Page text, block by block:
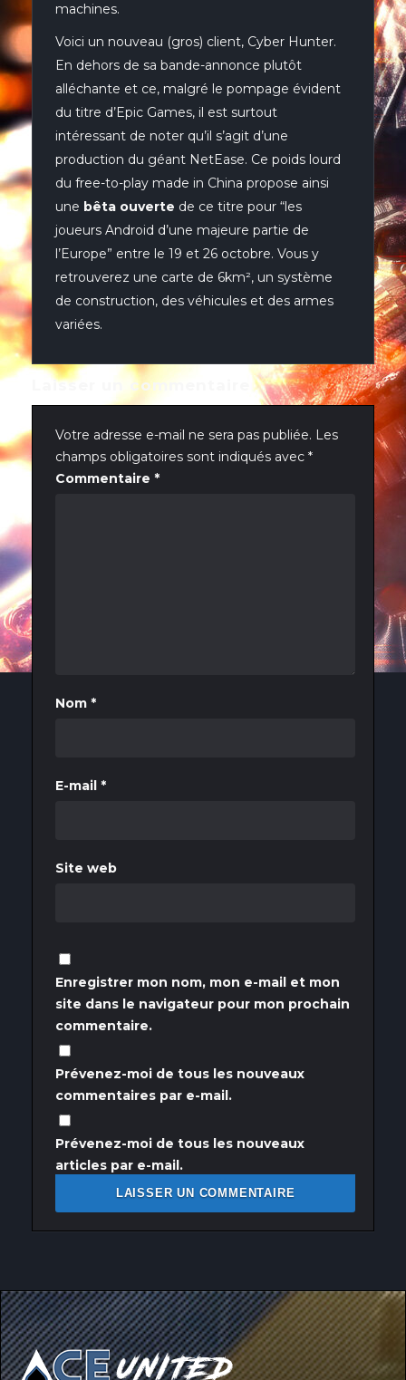
machines.
Voici un nouveau (gros) client, Cyber Hunter.
En dehors de sa bande-annonce plutôt
alléchante et ce, malgré le pompage évident
du titre d’Epic Games, il est surtout
intéressant de noter qu’il s’agit d’une
production du géant NetEase. Ce poids lourd
du free-to-play made in China propose ainsi
une bêta ouverte de ce titre pour “les
joueurs Android d’une majeure partie de
l’Europe” entre le 19 et 26 octobre. Vous y
retrouverez une carte de 6km², un système
de construction, des véhicules et des armes
variées.
Laisser un commentaire
Votre adresse e-mail ne sera pas publiée. Les
champs obligatoires sont indiqués avec *
Commentaire *
Nom *
E-mail *
Site web
Enregistrer mon nom, mon e-mail et mon
site dans le navigateur pour mon prochain
commentaire.
Prévenez-moi de tous les nouveaux
commentaires par e-mail.
Prévenez-moi de tous les nouveaux
articles par e-mail.